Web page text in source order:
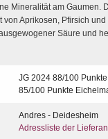
Mineralität am Gaumen.
von Aprikosen, Pfirsich
Säure und
JG 2024 88/100
85/100 Punkte
Andres - Deidesheim
Adressliste der